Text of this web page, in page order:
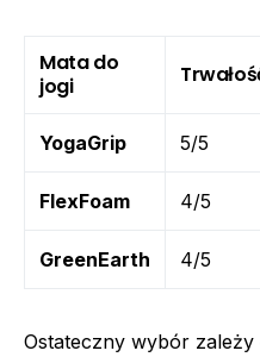
Mata do
jogi
YogaGrip 5/5
FlexFoam 4/5
GreenEarth 4/5
Ostateczny wybór